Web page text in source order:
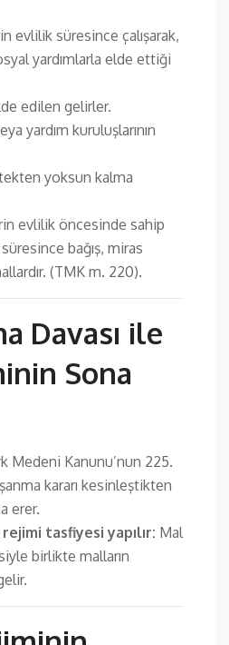
evlilik süresince çalışarak,
yardımlarla elde ettiği
edilen gelirler.
yardım kuruluşlarının
yoksun kalma
evlilik öncesinde sahip
bağış, miras
(TMK m. 220).
Davası ile
Sona
Medeni Kanunu’nun 225.
kararı kesinleştikten
erer.
tasfiyesi yapılır: Mal
birlikte malların